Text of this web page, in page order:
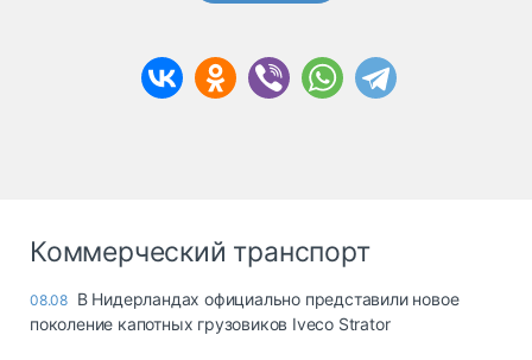
Коммерческий транспорт
08.08 В Нидерландах официально представили новое
поколение капотных грузовиков Iveco Strator